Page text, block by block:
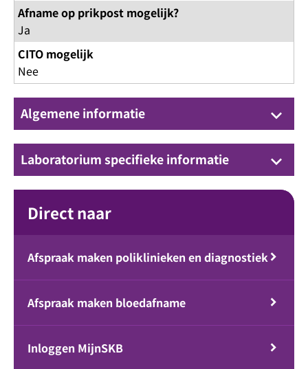
Afname op prikpost mogelijk?
Ja
CITO mogelijk
Nee
Algemene informatie keyboard_arrow_down
Laboratorium specifieke informatie keyboard_arrow_down
Direct naar
Afspraak maken poliklinieken en diagnostiek
Afspraak maken bloedafname
Inloggen MijnSKB